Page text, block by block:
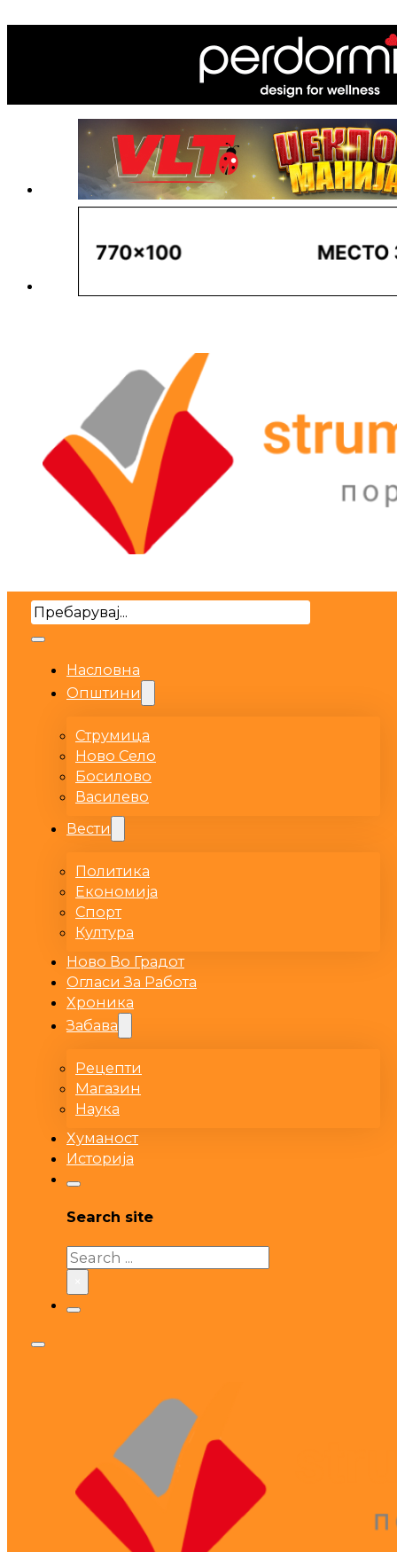
Search
Насловна
Општини
Струмица
Ново Село
Босилово
Василево
Вести
Политика
Економија
Спорт
Култура
Ново Во Градот
Огласи За Работа
Хроника
Забава
Рецепти
Магазин
Наука
Хуманост
Историја
Search site
Search